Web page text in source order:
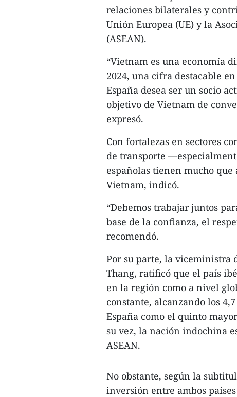
relaciones bilaterales y
Unión Europea (UE) y la
(ASEAN).
“Vietnam es una economía
2024, una cifra destacable
España desea ser un socio
objetivo de Vietnam de
expresó.
Con fortalezas en sectores
de transporte
españolas tienen mucho
Vietnam, indicó.
“Debemos trabajar juntos
base de la confianza, el
recomendó.
Por su parte, la viceministra
Thang, ratificó que el país
en la región como a nivel
constante, alcanzando los
España como el quinto
su vez, la nación indochina
ASEAN.
No obstante, según la
inversión entre ambos